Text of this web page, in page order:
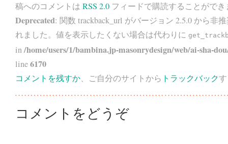
稿へのコメントは RSS 2.0 フィードで購読することができ
Deprecated: 関数 trackback_url がバージョン 2.5.0 から非
れました。値を表示したくない場合は代わりに
in/home/users/1/bambina.jp-masonrydesign/web/ai-sha-
line6170
コメントを残すか、ご自分のサイトから トラックバック
コメントをどうぞ